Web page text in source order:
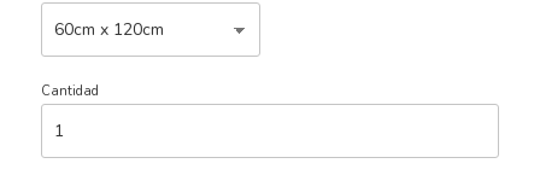
Cantidad